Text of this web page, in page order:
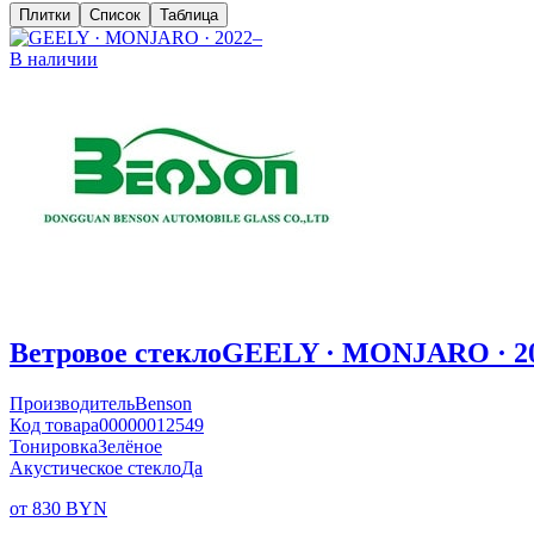
Плитки Список Таблица
В наличии
Ветровое стеклоGEELY · MONJARO ·
ПроизводительBenson
Код товара00000012549
ТонировкаЗелёное
Акустическое стеклоДа
от 830 BYN